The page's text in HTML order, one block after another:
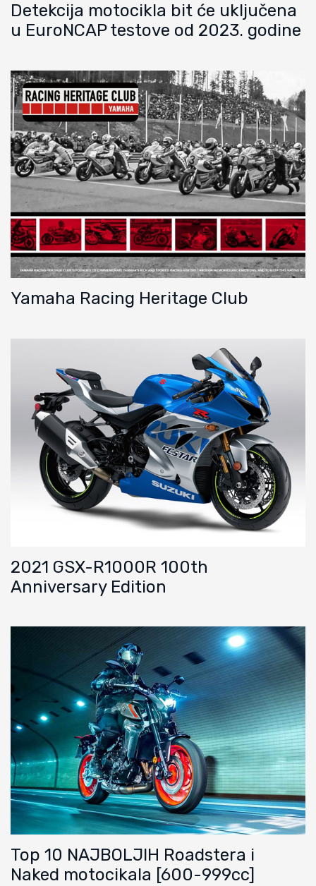
Detekcija motocikla bit će uključena
u EuroNCAP testove od 2023. godine
Yamaha Racing Heritage Club
2021 GSX-R1000R 100th
Anniversary Edition
Top 10 NAJBOLJIH Roadstera i
Naked motocikala [600-999cc]